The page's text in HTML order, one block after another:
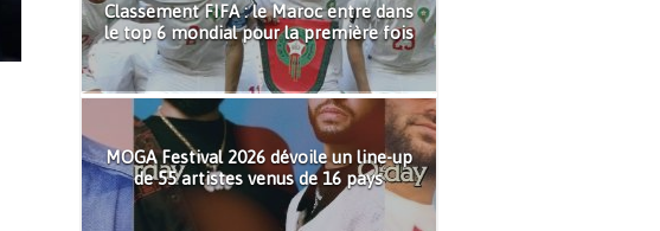
Classement FIFA : le Maroc entre dans
le top 6 mondial pour la première fois
MOGA Festival 2026 dévoile un line-up
de 55 artistes venus de 16 pays